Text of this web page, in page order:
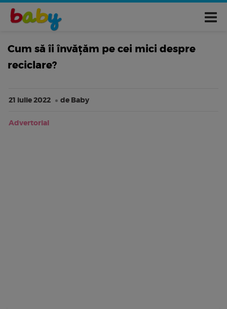
Cum să îi învățăm pe cei mici despre
reciclare?
21 iulie 2022 de Baby
Advertorial